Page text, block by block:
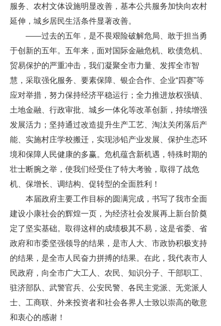
服务、农村文体设施明显改善，基本公共服务加快向农村
延伸，城乡居民生活条件显著改善。
——过去的五年，是不畏艰险破解危局、敢于担当勇
于创新的五年。五年来，面对国际金融危机、欧债危机、
贸易保护的严重冲击，我们凝聚全市力量、发挥全市智
慧，采取强化服务、要素保障、银企合作、企业“四赛”等
应对举措，努力保持经济平稳运行；全力推进放权强镇、
土地金融、行政审批、城乡一体化等改革创新，持续增强
发展活力；坚持通过改造提升生产工艺、淘汰关闭落后产
能、实施村庄学校搬迁，实现涉铅产业发展、保护生态环
境和保障人民健康的多赢。危机蕴含新机遇，特殊时期的
壮士断腕之举，使我们经受住了特大考验，取得了战危
机、保增长、调结构、促转型的全面胜利！
本届政府主要工作目标的圆满完成，书写了我市全面
建设小康社会的辉煌一页，为经济社会发展再上新台阶奠
定了坚实基础。取得这样的成绩极其不易，这是省委、省
政府和市委坚强领导的结果，是市人大、市政协积极支持
的结果，是全市人民奋力拼搏的结果。在此，我代表市人
民政府，向全市广大工人、农民、知识分子、干部职工、
驻济部队、武警官兵、公安民警、各民主党派、无党派人
士、工商联、外来投资者和社会各界人士致以崇高的敬意
和衷心的感谢！